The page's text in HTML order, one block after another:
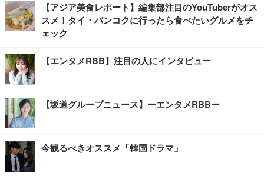
【アジア美食レポート】編集部注目のYouTuberがオス
スメ！タイ・バンコクに行ったら食べたいグルメをチ
ェック
【エンタメRBB】注目の人にインタビュー
【坂道グループニュース】ーエンタメRBBー
今観るべきオススメ「韓国ドラマ」